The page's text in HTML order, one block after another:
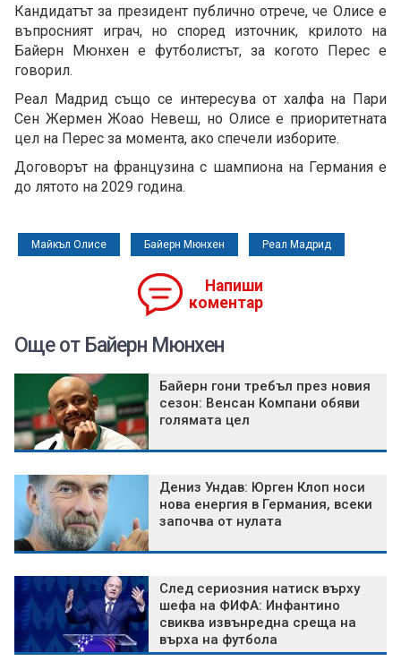
Кандидатът за президент публично отрече, че Олисе е
въпросният играч, но според източник, крилото на
Байерн Мюнхен е футболистът, за когото Перес е
говорил.
Реал Мадрид също се интересува от халфа на Пари
Сен Жермен Жоао Невеш, но Олисе е приоритетната
цел на Перес за момента, ако спечели изборите.
Договорът на французина с шампиона на Германия е
до лятото на 2029 година.
Майкъл Олисе Байерн Мюнхен Реал Мадрид
Напиши
коментар
Още от Байерн Мюнхен
Байерн гони требъл през новия
сезон: Венсан Компани обяви
голямата цел
Дениз Ундав: Юрген Клоп носи
нова енергия в Германия, всеки
започва от нулата
След сериозния натиск върху
шефа на ФИФА: Инфантино
свиква извънредна среща на
върха на футбола